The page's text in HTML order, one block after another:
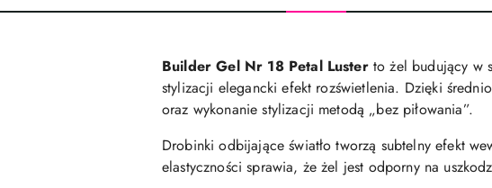
Builder Gel Nr 18 Petal Lusterto żel budujący w
stylizacji elegancki efekt rozświetlenia. Dzięki
oraz wykonanie stylizacji metodą „bez piłowania”.
Drobinki odbijające światło tworzą subtelny efekt
elastyczności sprawia, że żel jest odporny na